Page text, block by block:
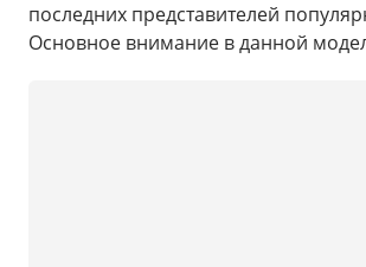
последних представителей
Основное внимание в данной